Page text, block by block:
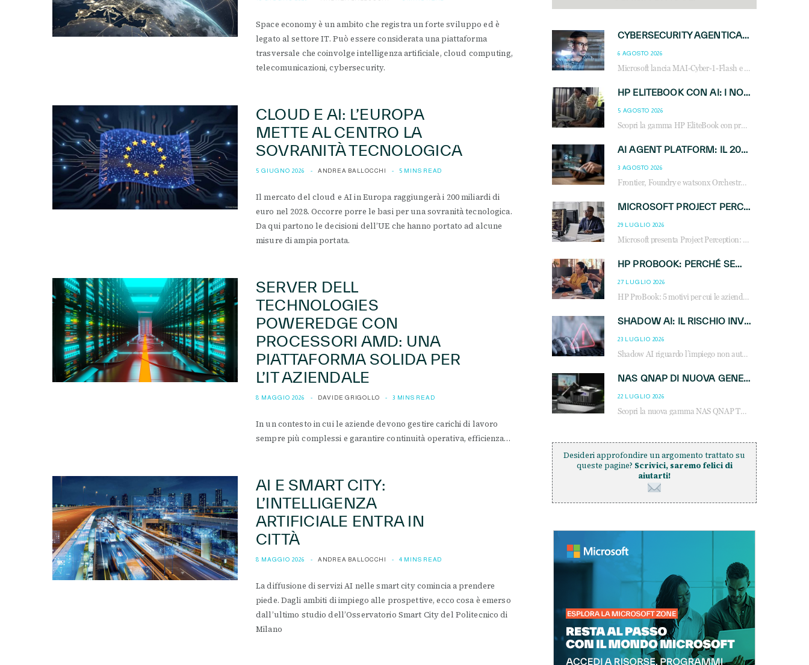
Space economy è un ambito che registra un forte sviluppo ed è
legato al settore IT. Può essere considerata una piattaforma
trasversale che coinvolge intelligenza artificiale, cloud computing,
telecomunicazioni, cybersecurity.
CLOUD E AI: L’EUROPA
METTE AL CENTRO LA
SOVRANITÀ TECNOLOGICA
5 GIUGNO 2026 ANDREA BALLOCCHI 5 MINS READ
Il mercato del cloud e AI in Europa raggiungerà i 200 miliardi di
euro nel 2028. Occorre porre le basi per una sovranità tecnologica.
Da qui partono le decisioni dell’UE che hanno portato ad alcune
misure di ampia portata.
SERVER DELL
TECHNOLOGIES
POWEREDGE CON
PROCESSORI AMD: UNA
PIATTAFORMA SOLIDA PER
L’IT AZIENDALE
8 MAGGIO 2026 DAVIDE GRIGOLLO 3 MINS READ
In un contesto in cui le aziende devono gestire carichi di lavoro
sempre più complessi e garantire continuità operativa, efficienza…
AI E SMART CITY:
L’INTELLIGENZA
ARTIFICIALE ENTRA IN
CITTÀ
8 MAGGIO 2026 ANDREA BALLOCCHI 4 MINS READ
La diffusione di servizi AI nelle smart city comincia a prendere
piede. Dagli ambiti di impiego alle prospettive, ecco cosa è emerso
dall’ultimo studio dell’Osservatorio Smart City del Politecnico di
Milano
CYBERSECURITY AGENTICA: CON PERCEPTION E MAI-CYBER-1-FLASH MICROSOFT APRE NUOVI SERVIZI PER IL CANALE
6 AGOSTO 2026
Microsoft lancia MAI-Cyber-1-Flash e Perception: cybersecurity agentica in preview dal 3 novembre. Cosa cambia per MSP, system integrator e reseller.
HP ELITEBOOK CON AI: I NOTEBOOK BUSINESS INTELLIGENTI CHE TRASFORMANO PRODUTTIVITÀ, SICUREZZA E LAVORO IBRIDO
5 AGOSTO 2026
Scopri la gamma HP EliteBook con processori Intel® Core™ Ultra e AMD Ryzen™ AI. Notebook business progettati per aumentare la produttività, migliorare la collaborazione e garantire sicurezza avanzata in ufficio e in mobilità.
AI AGENT PLATFORM: IL 2026 È L’ANNO DEL «SISTEMA OPERATIVO» PER GLI AGENTI AZIENDALI
3 AGOSTO 2026
Frontier, Foundry e watsonx Orchestrate: la guerra delle piattaforme AI agent ridisegna il mercato IT. Cosa cambia per reseller, MSP e system integrator.
MICROSOFT PROJECT PERCEPTION: COME GLI AGENTI AI CAMBIERANNO SOC, CYBERSECURITY E SERVIZI MSP
29 LUGLIO 2026
Microsoft presenta Project Perception: scopri come gli agenti AI possono trasformare cybersecurity, SOC e servizi gestiti degli MSP.
HP PROBOOK: PERCHÉ SEMPRE PIÙ AZIENDE SCELGONO NOTEBOOK PROGETTATI PER IL LAVORO MODERNO
27 LUGLIO 2026
HP ProBook: 5 motivi per cui le aziende scelgono i notebook business HP per migliorare produttività, sicurezza e gestione dell’AI.
SHADOW AI: IL RISCHIO INVISIBILE CHE LE AZIENDE POSSONO GOVERNARE
23 LUGLIO 2026
Shadow AI riguardo l’impiego non autorizzato di sistemi AI all’interno dell’azienda. E’ una pratica che si diffonde a partire dai dipendenti fino ai dirigenti e mette a repentaglio la cybersecurity, con costi più elevati per le organizzazioni. Due recenti report illustrano il fenomeno e forniscono dati in merito
NAS QNAP DI NUOVA GENERAZIONE: PIÙ PRESTAZIONI, SCALABILITÀ E PROTEZIONE DEI DATI PER LE INFRASTRUTTURE IT MODERNE
22 LUGLIO 2026
Scopri la nuova gamma NAS QNAP TS-h1465U-RP, TS-h1065eU e TS-h665U: storage aziendale con ZFS, DDR5, E1.S NVMe e connettività 2.5GbE per backup, virtualizzazione e cybersecurity.
Desideri approfondire un argomento trattato su
queste pagine? Scrivici, saremo felici di
aiutarti!